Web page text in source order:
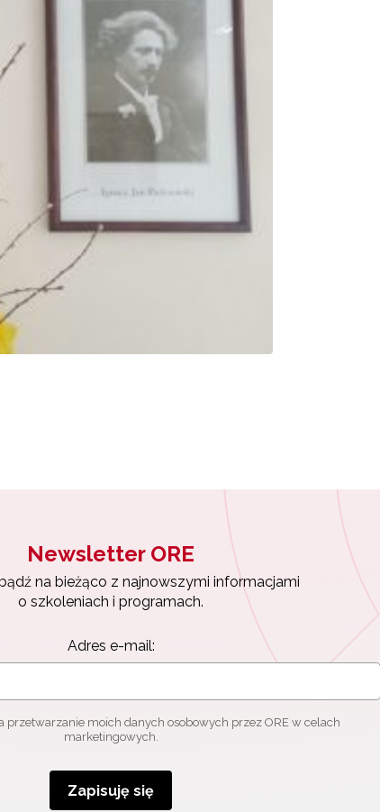
Newsletter ORE
na bieżąco z najnowszymi informacjami
o szkoleniach i programach.
Adres e-mail:
przetwarzanie moich danych osobowych przez ORE w celach
marketingowych.
Zapisuję się
bieżąco z najnowszymi informacjami
przetwarzanie moich danych osobowych przez ORE w